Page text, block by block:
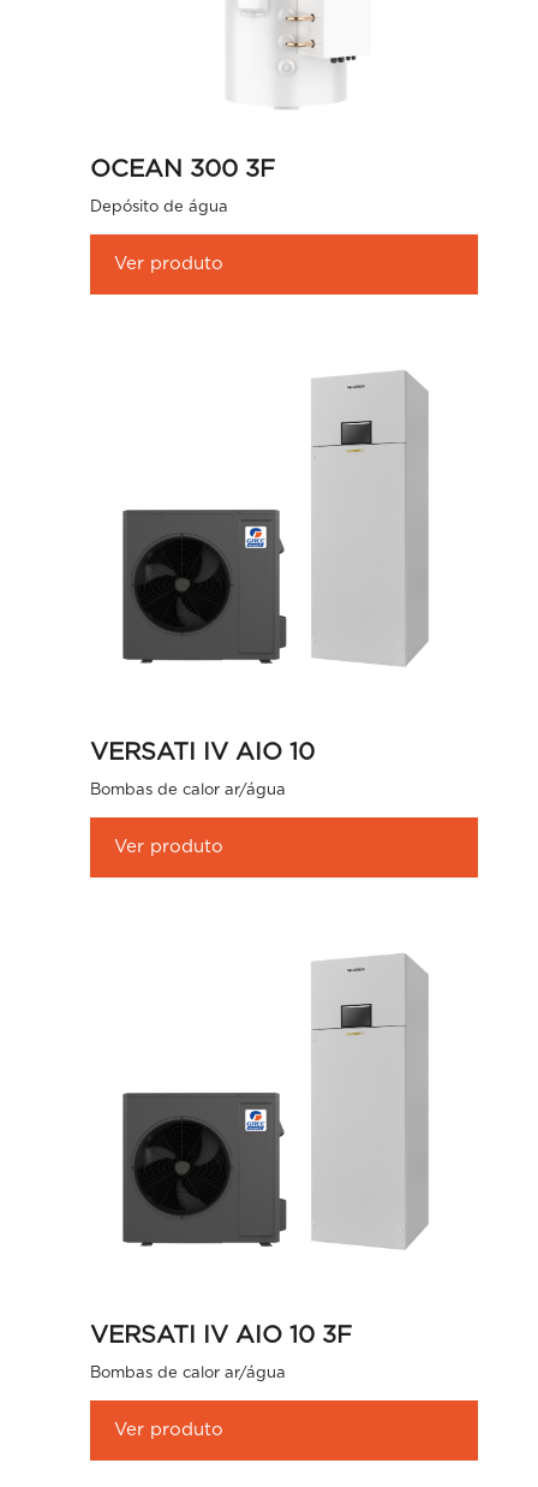
OCEAN 300 3F
Depósito de água
Ver produto
VERSATI IV AIO 10
Bombas de calor ar/água
Ver produto
VERSATI IV AIO 10 3F
Bombas de calor ar/água
Ver produto